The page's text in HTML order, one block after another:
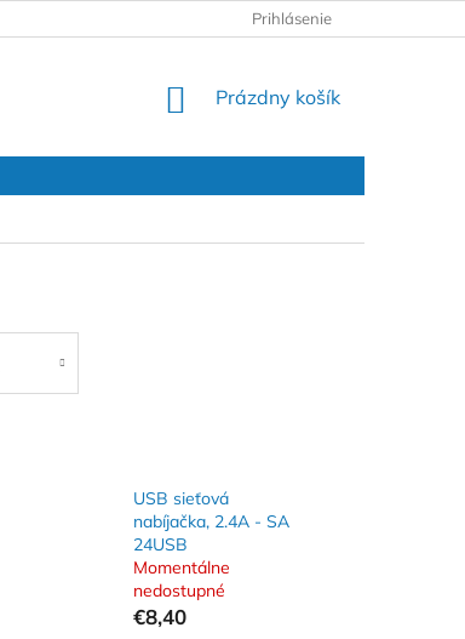
Prihlásenie
NÁKUPNÝ
Prázdny košík
USB sieťová
nabíjačka, 2.4A - SA
24USB
Momentálne
nedostupné
€8,40